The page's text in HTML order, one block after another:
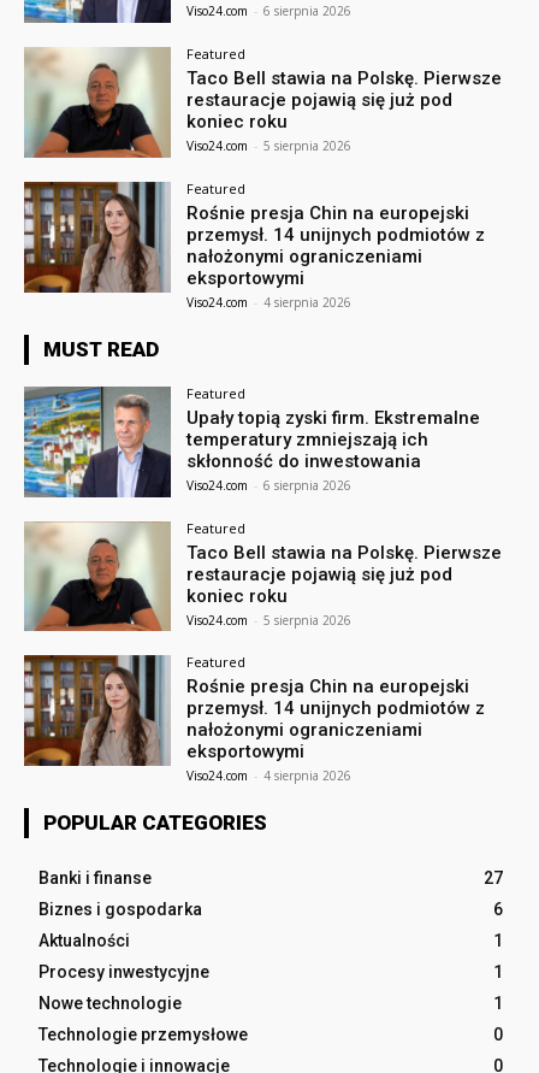
Viso24.com - 6 sierpnia 2026
Featured
Taco Bell stawia na Polskę. Pierwsze
restauracje pojawią się już pod
koniec roku
Viso24.com - 5 sierpnia 2026
Featured
Rośnie presja Chin na europejski
przemysł. 14 unijnych podmiotów z
nałożonymi ograniczeniami
eksportowymi
Viso24.com - 4 sierpnia 2026
MUST READ
Featured
Upały topią zyski firm. Ekstremalne
temperatury zmniejszają ich
skłonność do inwestowania
Viso24.com - 6 sierpnia 2026
Featured
Taco Bell stawia na Polskę. Pierwsze
restauracje pojawią się już pod
koniec roku
Viso24.com - 5 sierpnia 2026
Featured
Rośnie presja Chin na europejski
przemysł. 14 unijnych podmiotów z
nałożonymi ograniczeniami
eksportowymi
Viso24.com - 4 sierpnia 2026
POPULAR CATEGORIES
Banki i finanse
27
Biznes i gospodarka
6
Aktualności
1
Procesy inwestycyjne
1
Nowe technologie
1
Technologie przemysłowe
0
Technologie i innowacje
0